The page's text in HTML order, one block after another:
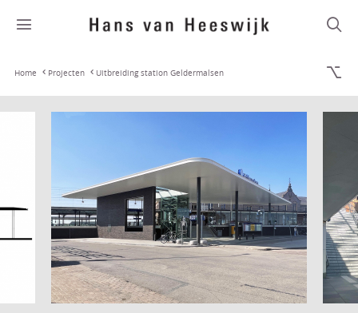
Home Projecten Uitbreiding station Geldermalsen